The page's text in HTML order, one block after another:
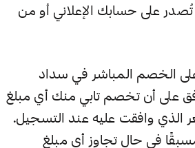
تُصدر على حسابك الإعلاني أو من
الخصم المباشر في سداد
على أن تخصم تابي منك أي مبلغ
وافقت عليه عند التسجيل.
في حال تجاوز أي مبلغ